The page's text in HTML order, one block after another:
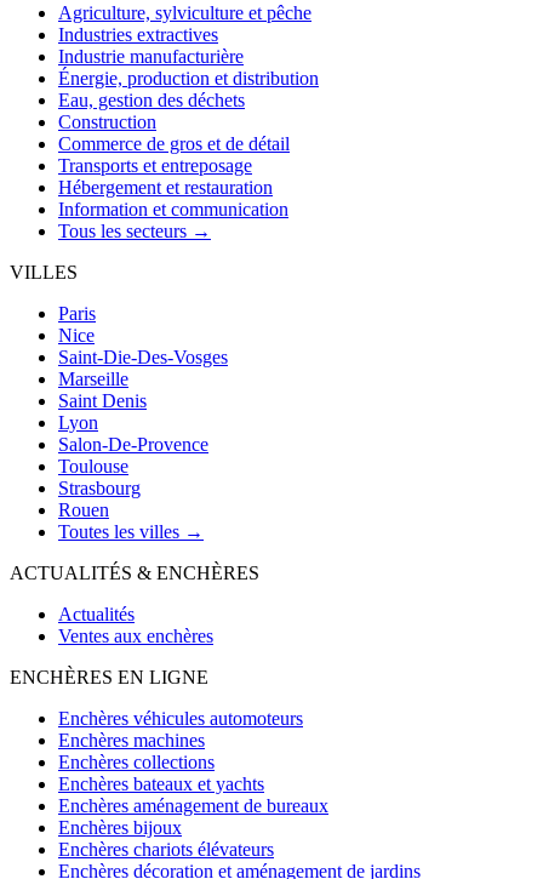
Agriculture, sylviculture et pêche
Industries extractives
Industrie manufacturière
Énergie, production et distribution
Eau, gestion des déchets
Construction
Commerce de gros et de détail
Transports et entreposage
Hébergement et restauration
Information et communication
Tous les secteurs →
VILLES
Paris
Nice
Saint-Die-Des-Vosges
Marseille
Saint Denis
Lyon
Salon-De-Provence
Toulouse
Strasbourg
Rouen
Toutes les villes →
ACTUALITÉS & ENCHÈRES
Actualités
Ventes aux enchères
ENCHÈRES EN LIGNE
Enchères véhicules automoteurs
Enchères machines
Enchères collections
Enchères bateaux et yachts
Enchères aménagement de bureaux
Enchères bijoux
Enchères chariots élévateurs
Enchères décoration et aménagement de jardins